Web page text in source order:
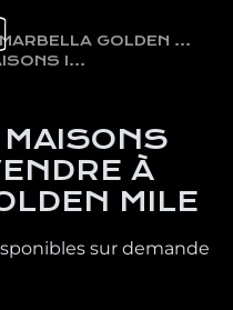
MARBELLA GOLDEN MILE
VILLAS - MAISONS ISOLÉE
À
MILE
sur demande